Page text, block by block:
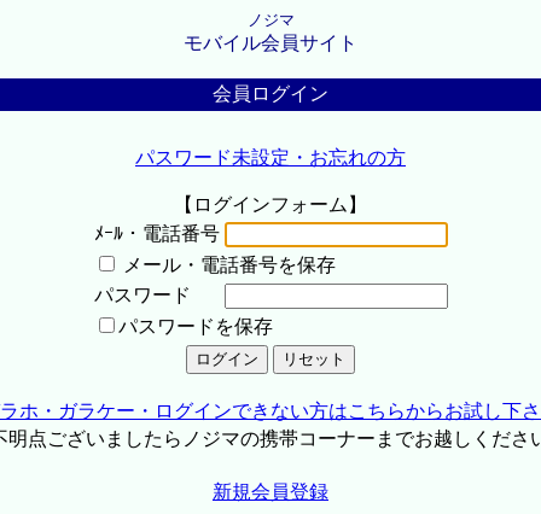
ノジマ
モバイル会員サイト
会員ログイン
パスワード未設定・お忘れの方
【ログインフォーム】
ﾒｰﾙ・電話番号
メール・電話番号を保存
パスワード
パスワードを保存
ホ・ガラケー・ログインできない方はこちらからお試し下
点ございましたらノジマの携帯コーナーまでお越しくださ
新規会員登録